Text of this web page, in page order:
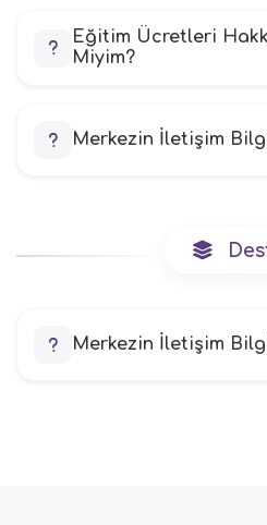
Eğitim Ücretleri
Miyim?
Merkezin İletişim
Merkezin İletişim